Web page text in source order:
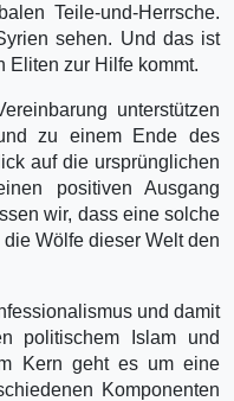
Teile-und-Herrsche.
sehen. Und das ist
Eliten zur Hilfe kommt.
unterstützen
zu einem Ende des
auf die ursprünglichen
positiven Ausgang
wir, dass eine solche
Wölfe dieser Welt den
und damit
politischem Islam und
Kern geht es um eine
Komponenten